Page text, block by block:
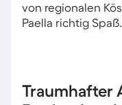
von regionalen
Paella richtig Spaß.
Traumhafter